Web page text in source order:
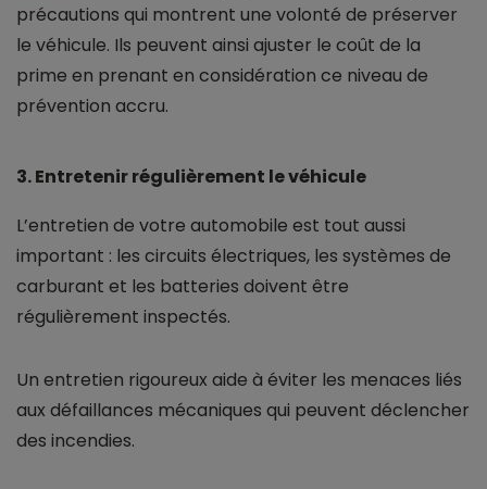
précautions qui montrent une volonté de préserver
le véhicule. Ils peuvent ainsi ajuster le coût de la
prime en prenant en considération ce niveau de
prévention accru.
3. Entretenir régulièrement le véhicule
L’entretien de votre automobile est tout aussi
important : les circuits électriques, les systèmes de
carburant et les batteries doivent être
régulièrement inspectés.
Un entretien rigoureux aide à éviter les menaces liés
aux défaillances mécaniques qui peuvent déclencher
des incendies.